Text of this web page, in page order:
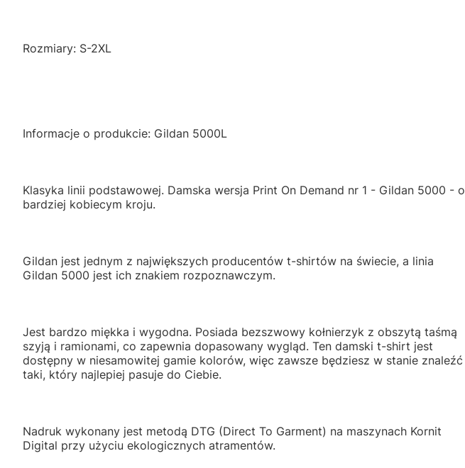
Rozmiary: S-2XL
Informacje o produkcie: Gildan 5000L
Klasyka linii podstawowej. Damska wersja Print On Demand nr 1 - Gildan 5000 - o
bardziej kobiecym kroju.
Gildan jest jednym z największych producentów t-shirtów na świecie, a linia
Gildan 5000 jest ich znakiem rozpoznawczym.
Jest bardzo miękka i wygodna. Posiada bezszwowy kołnierzyk z obszytą taśmą
szyją i ramionami, co zapewnia dopasowany wygląd. Ten damski t-shirt jest
dostępny w niesamowitej gamie kolorów, więc zawsze będziesz w stanie znaleźć
taki, który najlepiej pasuje do Ciebie.
Nadruk wykonany jest metodą DTG (Direct To Garment) na maszynach Kornit
Digital przy użyciu ekologicznych atramentów.